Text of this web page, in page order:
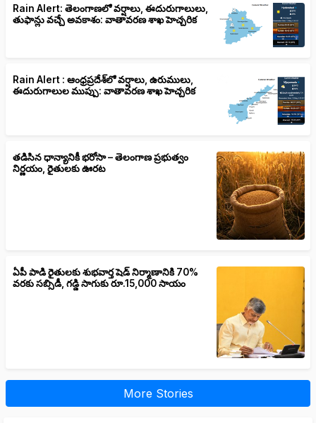
Rain Alert: తెలంగాణలో వర్షాలు, ఈదురుగాలులు,
తుఫాన్లు వచ్చే అవకాశం: వాతావరణ శాఖ హెచ్చరిక
Rain Alert : ఆంధ్రప్రదేశ్‌లో వర్షాలు, ఉరుములు,
ఈదురుగాలుల ముప్పు: వాతావరణ శాఖ హెచ్చరిక
తడిసిన ధాన్యానికీ భరోసా – తెలంగాణ ప్రభుత్వం
నిర్ణయం, రైతులకు ఊరట
ఏపీ పాడి రైతులకు శుభవార్త షెడ్ నిర్మాణానికి 70%
వరకు సబ్సిడీ, గడ్డి సాగుకు రూ.15,000 సాయం
More Stories